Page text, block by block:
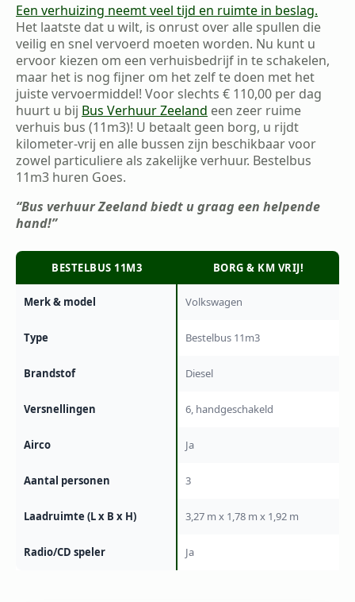
Een verhuizing neemt veel tijd en ruimte in beslag.
Het laatste dat u wilt, is onrust over alle spullen die
veilig en snel vervoerd moeten worden. Nu kunt u
ervoor kiezen om een verhuisbedrijf in te schakelen,
maar het is nog fijner om het zelf te doen met het
juiste vervoermiddel! Voor slechts € 110,00 per dag
huurt u bij Bus Verhuur Zeeland een zeer ruime
verhuis bus (11m3)! U betaalt geen borg, u rijdt
kilometer-vrij en alle bussen zijn beschikbaar voor
zowel particuliere als zakelijke verhuur. Bestelbus
11m3 huren Goes.
“Bus verhuur Zeeland biedt u graag een helpende
hand!”
BESTELBUS 11M3 BORG & KM VRIJ!
Merk & model Volkswagen
Type Bestelbus 11m3
Brandstof Diesel
Versnellingen 6, handgeschakeld
Airco Ja
Aantal personen 3
Laadruimte (L x B x H) 3,27 m x 1,78 m x 1,92 m
Radio/CD speler Ja